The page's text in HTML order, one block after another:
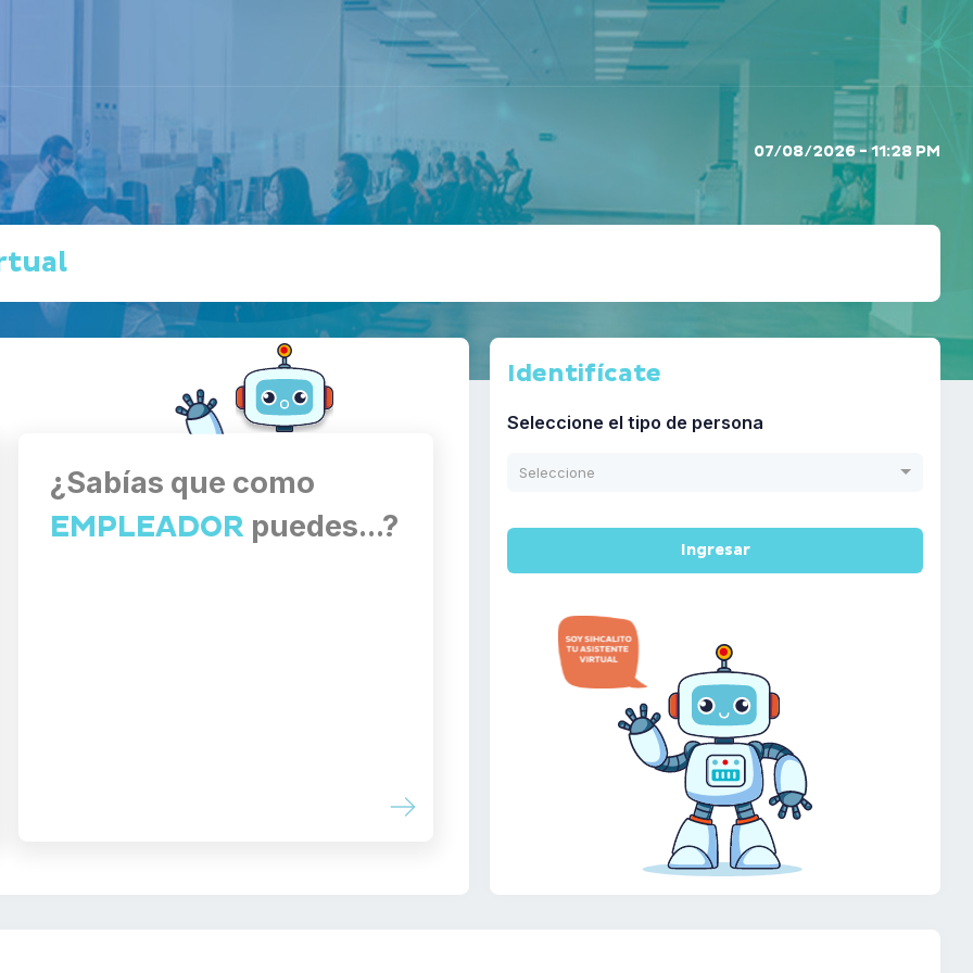
07/08/2026 - 11:28 PM
¿Sabías que como
EMPLEADOR puedes...?
Identifícate
Seleccione el tipo de persona
Seleccione
Ingresar